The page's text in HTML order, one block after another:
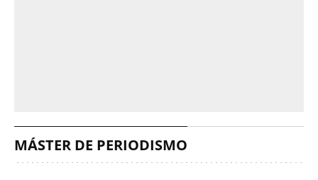
MÁSTER DE PERIODISMO